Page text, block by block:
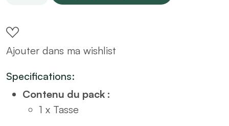
(visuel
aléatoire)
Ajouter dans ma wishlist
Specifications:
Contenu du pack :
1 x Tasse